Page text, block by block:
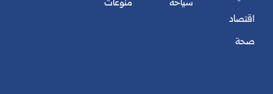
اقتصاد
صحة
سياحة
منوعات